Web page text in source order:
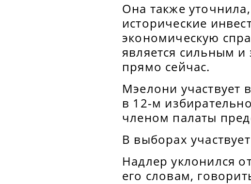
Она также
исторические
экономическую
является сильным
прямо сейчас.
Мэелони участвует
в 12-м
членом палаты
В выборах
Надлер уклонился
его словам,